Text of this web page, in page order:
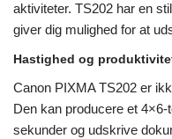
aktiviteter. TS202 har en
giver dig mulighed for at
Hastighed og
Canon PIXMA TS202 er
Den kan producere et
sekunder og udskrive